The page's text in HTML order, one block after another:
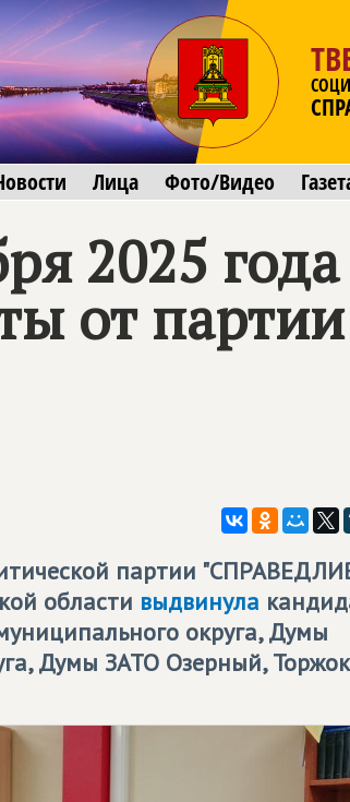
Лица Фото/Видео
2025
от
партии
области выдвинула
округа, Думы
Думы ЗАТО Озерный,